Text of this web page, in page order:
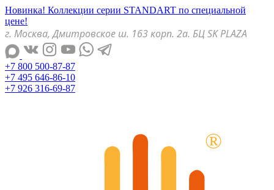
Новинка! Коллекции серии STANDART по специальной
цене!
г. Москва, Дмитровское ш. 163 корп. 2а. БЦ SK PLAZA
+7 800 500-87-87
+7 495 646-86-10
+7 926 316-69-87